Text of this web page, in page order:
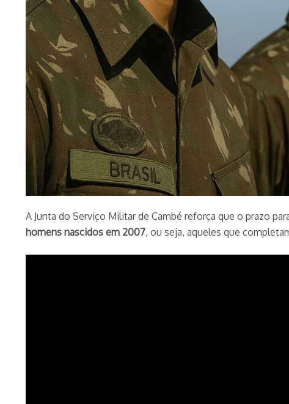
A Junta do Serviço Militar de Cambé reforça que o prazo
homens nascidos em 2007, ou seja, aqueles que